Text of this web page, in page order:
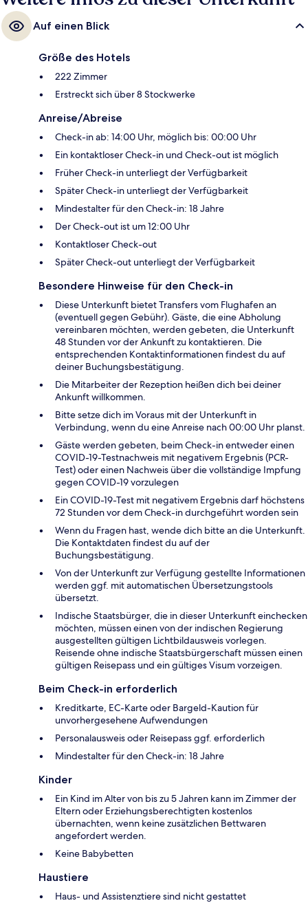
Auf einen Blick
Größe des Hotels
222 Zimmer
Erstreckt sich über 8 Stockwerke
Anreise/Abreise
Check-in ab: 14:00 Uhr, möglich bis: 00:00 Uhr
Ein kontaktloser Check-in und Check-out ist möglich
Früher Check-in unterliegt der Verfügbarkeit
Später Check-in unterliegt der Verfügbarkeit
Mindestalter für den Check-in: 18 Jahre
Der Check-out ist um 12:00 Uhr
Kontaktloser Check-out
Später Check-out unterliegt der Verfügbarkeit
Besondere Hinweise für den Check-in
Diese Unterkunft bietet Transfers vom Flughafen an
(eventuell gegen Gebühr). Gäste, die eine Abholung
vereinbaren möchten, werden gebeten, die Unterkunft
48 Stunden vor der Ankunft zu kontaktieren. Die
entsprechenden Kontaktinformationen findest du auf
deiner Buchungsbestätigung.
Die Mitarbeiter der Rezeption heißen dich bei deiner
Ankunft willkommen.
Bitte setze dich im Voraus mit der Unterkunft in
Verbindung, wenn du eine Anreise nach 00:00 Uhr planst.
Gäste werden gebeten, beim Check-in entweder einen
COVID-19-Testnachweis mit negativem Ergebnis (PCR-
Test) oder einen Nachweis über die vollständige Impfung
gegen COVID-19 vorzulegen
Ein COVID-19-Test mit negativem Ergebnis darf höchstens
72 Stunden vor dem Check-in durchgeführt worden sein
Wenn du Fragen hast, wende dich bitte an die Unterkunft.
Die Kontaktdaten findest du auf der
Buchungsbestätigung.
Von der Unterkunft zur Verfügung gestellte Informationen
werden ggf. mit automatischen Übersetzungstools
übersetzt.
Indische Staatsbürger, die in dieser Unterkunft einchecken
möchten, müssen einen von der indischen Regierung
ausgestellten gültigen Lichtbildausweis vorlegen.
Reisende ohne indische Staatsbürgerschaft müssen einen
gültigen Reisepass und ein gültiges Visum vorzeigen.
Beim Check-in erforderlich
Kreditkarte, EC-Karte oder Bargeld-Kaution für
unvorhergesehene Aufwendungen
Personalausweis oder Reisepass ggf. erforderlich
Mindestalter für den Check-in: 18 Jahre
Kinder
Ein Kind im Alter von bis zu 5 Jahren kann im Zimmer der
Eltern oder Erziehungsberechtigten kostenlos
übernachten, wenn keine zusätzlichen Bettwaren
angefordert werden.
Keine Babybetten
Haustiere
Haus- und Assistenztiere sind nicht gestattet